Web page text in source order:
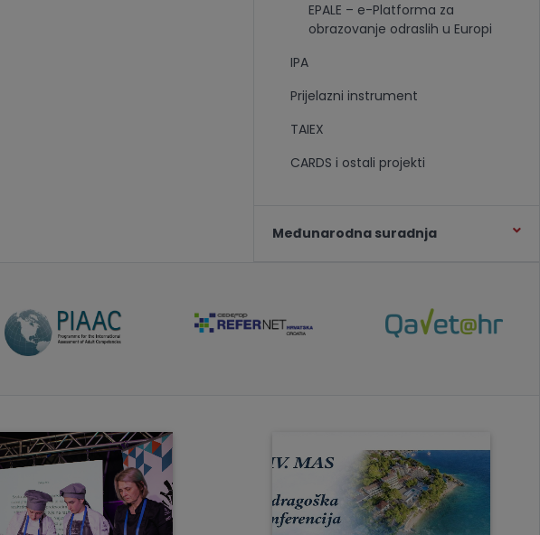
EPALE – e-Platforma za
obrazovanje odraslih u Europi
IPA
Prijelazni instrument
TAIEX
CARDS i ostali projekti
Međunarodna suradnja